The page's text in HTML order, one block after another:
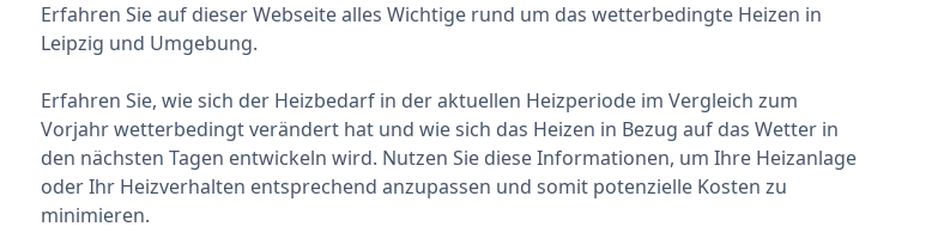
Erfahren Sie auf dieser Webseite alles Wichtige rund um das wetterbedingte Heizen in
Leipzig und Umgebung.
Erfahren Sie, wie sich der Heizbedarf in der aktuellen Heizperiode im Vergleich zum
Vorjahr wetterbedingt verändert hat und wie sich das Heizen in Bezug auf das Wetter in
den nächsten Tagen entwickeln wird. Nutzen Sie diese Informationen, um Ihre Heizanlage
oder Ihr Heizverhalten entsprechend anzupassen und somit potenzielle Kosten zu
minimieren.